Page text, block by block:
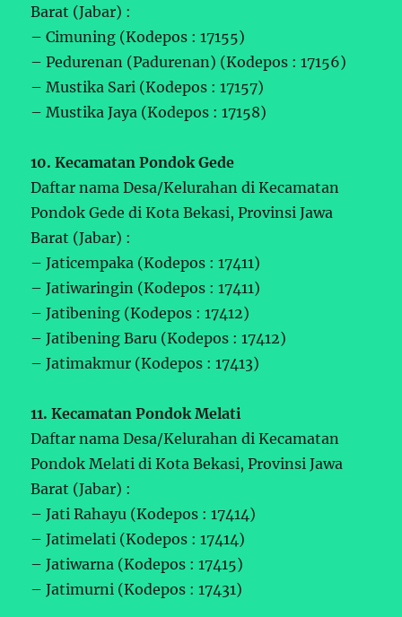
Barat (Jabar) :
– Cimuning (Kodepos : 17155)
– Pedurenan (Padurenan) (Kodepos : 17156)
– Mustika Sari (Kodepos : 17157)
– Mustika Jaya (Kodepos : 17158)
10. Kecamatan Pondok Gede
Daftar nama Desa/Kelurahan di Kecamatan
Pondok Gede di Kota Bekasi, Provinsi Jawa
Barat (Jabar) :
– Jaticempaka (Kodepos : 17411)
– Jatiwaringin (Kodepos : 17411)
– Jatibening (Kodepos : 17412)
– Jatibening Baru (Kodepos : 17412)
– Jatimakmur (Kodepos : 17413)
11. Kecamatan Pondok Melati
Daftar nama Desa/Kelurahan di Kecamatan
Pondok Melati di Kota Bekasi, Provinsi Jawa
Barat (Jabar) :
– Jati Rahayu (Kodepos : 17414)
– Jatimelati (Kodepos : 17414)
– Jatiwarna (Kodepos : 17415)
– Jatimurni (Kodepos : 17431)